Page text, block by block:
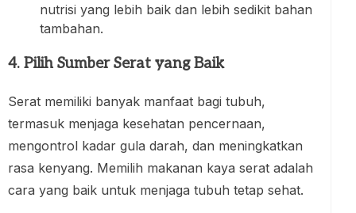
nutrisi yang lebih baik dan lebih sedikit bahan
tambahan.
4. Pilih Sumber Serat yang Baik
Serat memiliki banyak manfaat bagi tubuh,
termasuk menjaga kesehatan pencernaan,
mengontrol kadar gula darah, dan meningkatkan
rasa kenyang. Memilih makanan kaya serat adalah
cara yang baik untuk menjaga tubuh tetap sehat.